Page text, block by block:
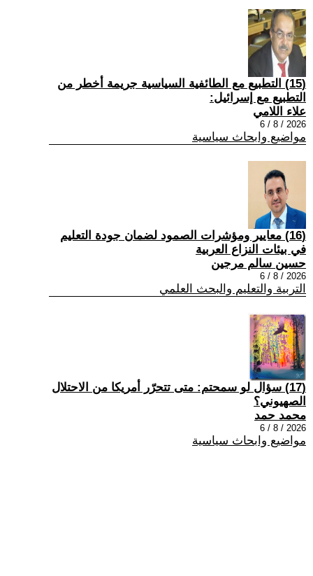
(15) التطبيع مع الطائفية السياسية جريمة أخطر من
التطبيع مع إسرائيل:
علاء اللامي
2026 / 8 / 6
مواضيع وابحاث سياسية
(16) معايير ومؤشرات الصمود لضمان جودة التعليم
في بيئات النزاع العربية
حسين سالم مرجين
2026 / 8 / 6
التربية والتعليم والبحث العلمي
(17) سؤال لو سمحتم: متى تتحرّر أمريكا من الاحتلال
الصهيوني؟
محمد حمد
2026 / 8 / 6
مواضيع وابحاث سياسية